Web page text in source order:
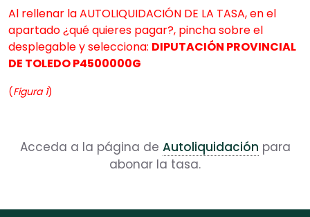
Al rellenar la AUTOLIQUIDACIÓN DE LA TASA, en el
apartado ¿qué quieres pagar?, pincha sobre el
desplegable y selecciona: DIPUTACIÓN PROVINCIAL
DE TOLEDO P4500000G
(Figura 1)
Acceda a la página de Autoliquidación para
abonar la tasa.